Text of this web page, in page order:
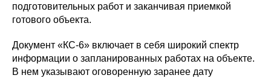
подготовительных работ и заканчивая приемкой
готового объекта.
Документ «КС-6» включает в себя широкий спектр
информации о запланированных работах на объекте.
В нем указывают оговоренную заранее дату